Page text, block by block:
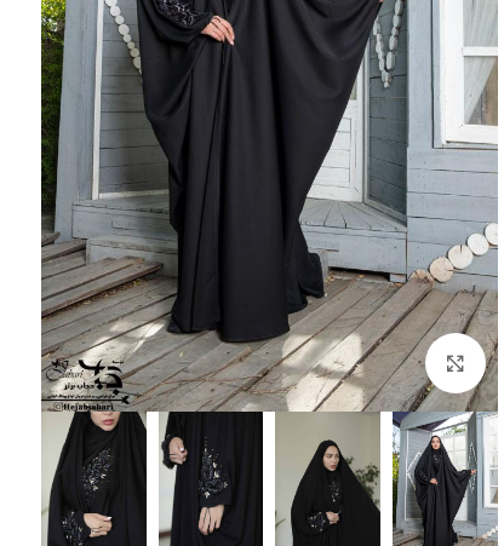
Click to enlarge